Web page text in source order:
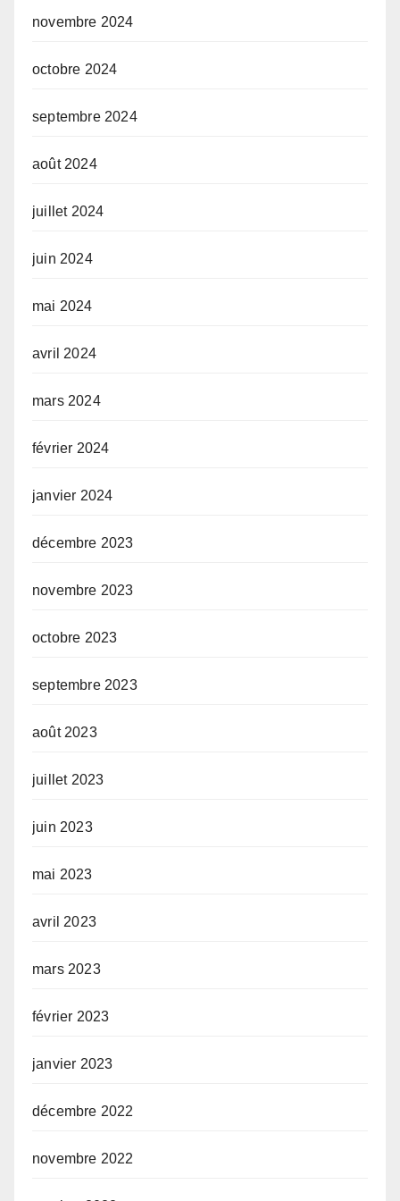
novembre 2024
octobre 2024
septembre 2024
août 2024
juillet 2024
juin 2024
mai 2024
avril 2024
mars 2024
février 2024
janvier 2024
décembre 2023
novembre 2023
octobre 2023
septembre 2023
août 2023
juillet 2023
juin 2023
mai 2023
avril 2023
mars 2023
février 2023
janvier 2023
décembre 2022
novembre 2022